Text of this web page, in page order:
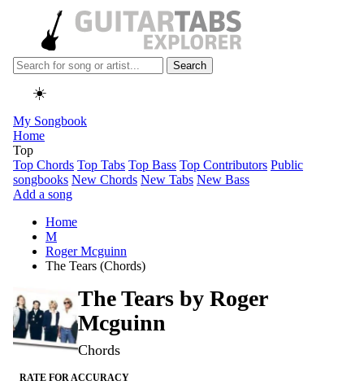
Search
☀️
My Songbook
Home
Top
Top Chords Top Tabs Top Bass Top Contributors Public
songbooks New Chords New Tabs New Bass
Add a song
Home
M
Roger Mcguinn
The Tears (Chords)
The Tears by Roger
Mcguinn
Chords
RATE FOR ACCURACY